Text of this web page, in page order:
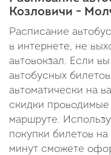
Козловичи -
Расписание
в интернете, не
автовокзал. Если
автобусных
автоматически на
скидки
маршруте.
покупки билетов
минут сможете